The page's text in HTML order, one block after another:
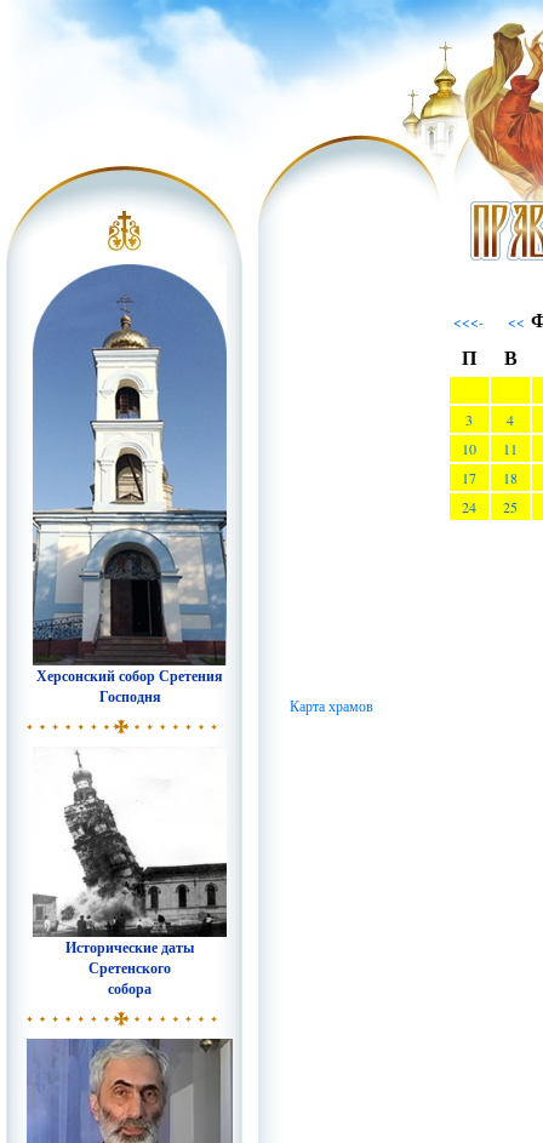
Херсонский собор Сретения
Господня
Исторические даты
Сретенского
собора
<<<- <<
П
В
3
4
10
11
17
18
24
25
Карта храмов